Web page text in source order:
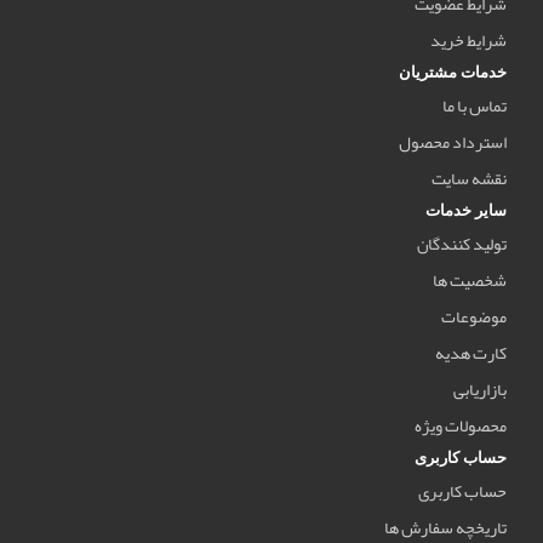
شرایط خرید
خدمات مشتریان
تماس با ما
استرداد محصول
نقشه سایت
سایر خدمات
تولید کنندگان
شخصیت ها
موضوعات
کارت هدیه
بازاریابی
محصولات ویژه
حساب کاربری
حساب کاربری
تاریخچه سفارش ها